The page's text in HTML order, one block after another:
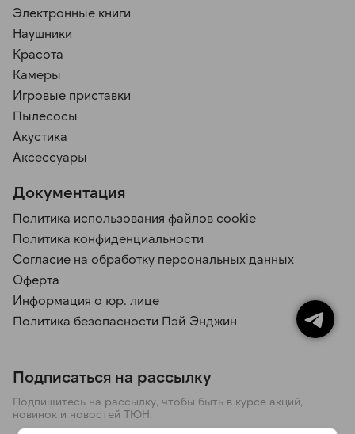
Электронные книги
Наушники
Красота
Камеры
Игровые приставки
Пылесосы
Акустика
Аксессуары
Документация
Политика использования файлов cookie
Политика конфиденциальности
Согласие на обработку персональных данных
Оферта
Информация о юр. лице
Политика безопасности Пэй Энджин
Подписаться на рассылку
Подпишитесь на рассылку, чтобы быть в курсе акций,
новинок и новостей ТЮН.